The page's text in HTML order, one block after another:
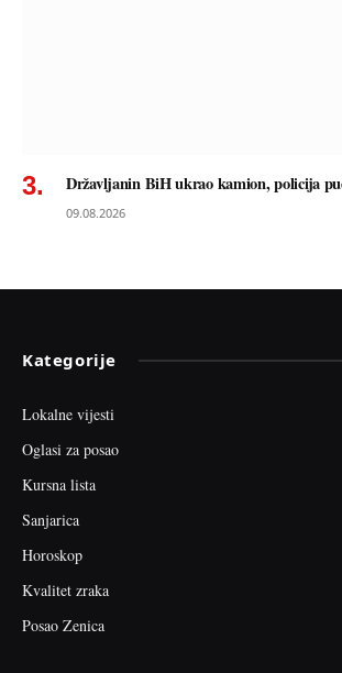
Državljanin BiH ukrao kamion, policija
09.08.2026
Kategorije
Lokalne vijesti
Oglasi za posao
Kursna lista
Sanjarica
Horoskop
Kvalitet zraka
Posao Zenica